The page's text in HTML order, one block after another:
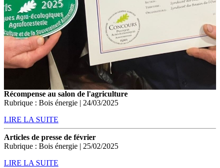
Récompense au salon de l'agriculture
Rubrique : Bois énergie | 24/03/2025
LIRE LA SUITE
Articles de presse de février
Rubrique : Bois énergie | 25/02/2025
LIRE LA SUITE